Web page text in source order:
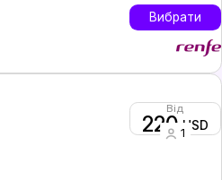
Вибрати
Від
220 USD
1